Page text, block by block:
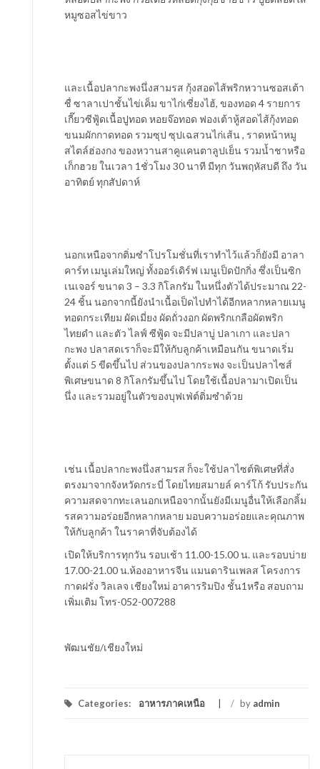
หมูซอสไข่ขาว
และเนื้อปลากะพงนึ่งสามรส กุ้งสอดไส้พริกหวานซอสเต้า
ชื่ ซาลาเปาชั้นไข่เค็ม ขาไก่เซี่ยงไฮ้, ของทอด 4 รายการ
เกี๊ยวซีฟู้ดเนื้อปูทอด หอยจ๊อทอด ฟองเต้าหู้สอดไส้กุ้งทอด
ขนมผักกาดทอด รวมซุป ซุปเฉสวนไก่เส้น , ราดหน้าหมู
สไตล์ฮ่องกง ของหวานสาคูแคนตาลูปเย็น รวมน้ำชาหรือ
เก็กฮวย ในเวลา 1ชั่วโมง 30 นาที มีทุก วันพฤหัสบดี ถึง วัน
อาทิตย์ ทุกสัปดาห์
นอกเหนือจากติ่มซำโปรโมชั่นที่เราทำไว้แล้วก็ยังมี อาลา
คาร์ท เมนูเล่มใหญ่ ทั้งออร์เดิร์ฟ เมนูเป็ดปักกิ่ง ซึ่งเป็นซิก
เนเจอร์ ขนาด 3 – 3.3 กิโลกรัม ในหนึ่งตัวได้ประมาณ 22-
24 ชิ้น นอกจากนี้ยังนำเนื้อเป็ดไปทำได้อีกหลากหลายเมนู
ทอดกระเทียม ผัดเมี่ยง ผัดถั่วงอก ผัดพริกเกลือผัดพริก
ไทยดำ และตัว ไลฟ์ ซีฟู้ด จะมีปลาบู่ ปลาเกา และปลา
กะพง ปลาสดเราก็จะมีให้กับลูกค้าเหมือนกัน ขนาดเริ่ม
ตั้งแต่ 5 ขีดขึ้นไป ส่วนของปลากระพง จะเป็นปลาไซส์
พิเศษขนาด 8 กิโลกรัมขึ้นไป โดยใช้เนื้อปลามาเปิดเป็น
นึ่ง และรวมอยู่ในตัวของบุฟเฟ่ต์ติ่มซำด้วย
เช่น เนื้อปลากะพงนึ่งสามรส ก็จะใช้ปลาไซต์พิเศษที่สั่ง
ตรงมาจากจังหวัดกระบี่ โดยไทยสมายล์ คาร์โก้ รับประกัน
ความสดจากทะเลนอกเหนือจากนั้นยังมีเมนูอื่นให้เลือกลิ้ม
รสความอร่อยอีกหลากหลาย มอบความอร่อยและคุณภาพ
ให้กับลูกค้า ในราคาที่จับต้องได้
เปิดให้บริการทุกวัน รอบเช้า 11.00-15.00 น. และรอบบ่าย
17.00-21.00 น.ห้องอาหารจีน แมนดารินเพลส โครงการ
กาดฝรั่ง วิลเลจ เชียงใหม่ อาคารริมปิง ชั้น1หรือ สอบถาม
เพิ่มเติม โทร-052-007288
พัฒนชัย/เชียงใหม่
Categories: อาหารภาคเหนือ / by admin